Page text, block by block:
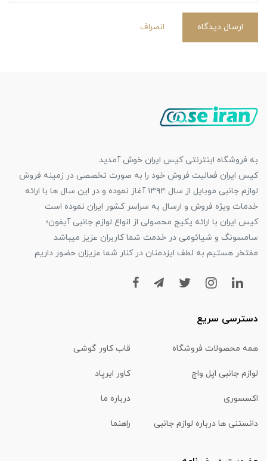
ارسال دیدگاه انصراف
به فروشگاه اینترنتی کیس ایران خوش آمدید
کیس ایران فعالیت فروش خود را به صورت تخصصی در زمینه فروش
لوازم جانبی موبایل از سال ۱۳۹۴ آغاز نموده و در این سال ها با ارائه
خدمات ویژه فروش و ارسال به سراسر کشور ایران نموده است
کیس ایران با ارائه پکیج محصولی از انواع لوازم جانبی آیفون؛
سامسونگ و شیائومی در خدمت شما کاربران عزیز میباشد
مفتخر هستیم به لطف ایزدمنان در کنار شما عزیزان حضور داریم
دسترسی سریع
همه محصولات فروشگاه قاب کاور گوشی
لوازم جانبی اپل واچ کاور ایرپاد
اکسسوری درباره ما
دانستنی ها درباره لوازم جانبی راهنما